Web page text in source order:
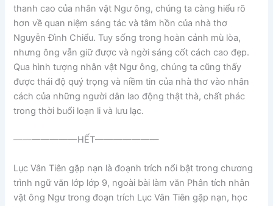
thanh cao của nhân vật Ngư ông, chúng ta càng hiểu rõ
hơn về quan niệm sáng tác và tâm hồn của nhà thơ
Nguyễn Đình Chiểu. Tuy sống trong hoàn cảnh mù lòa,
nhưng ông vẫn giữ được và ngời sáng cốt cách cao đẹp.
Qua hình tượng nhân vật Ngư ông, chúng ta cũng thấy
được thái độ quý trọng và niềm tin của nhà thơ vào nhân
cách của những người dân lao động thật thà, chất phác
trong thời buổi loạn li và lưu lạc.
———————HẾT———————
Lục Vân Tiên gặp nạn là đoạnh trích nổi bật trong chương
trình ngữ văn lớp lớp 9, ngoài bài làm văn Phân tích nhân
vật ông Ngư trong đoạn trích Lục Vân Tiên gặp nạn, học